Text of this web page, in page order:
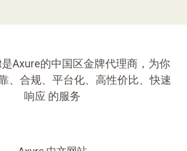
Axure的中国区金牌代理商，为你
、合规、平台化、高性价比、快速
响应 的服务